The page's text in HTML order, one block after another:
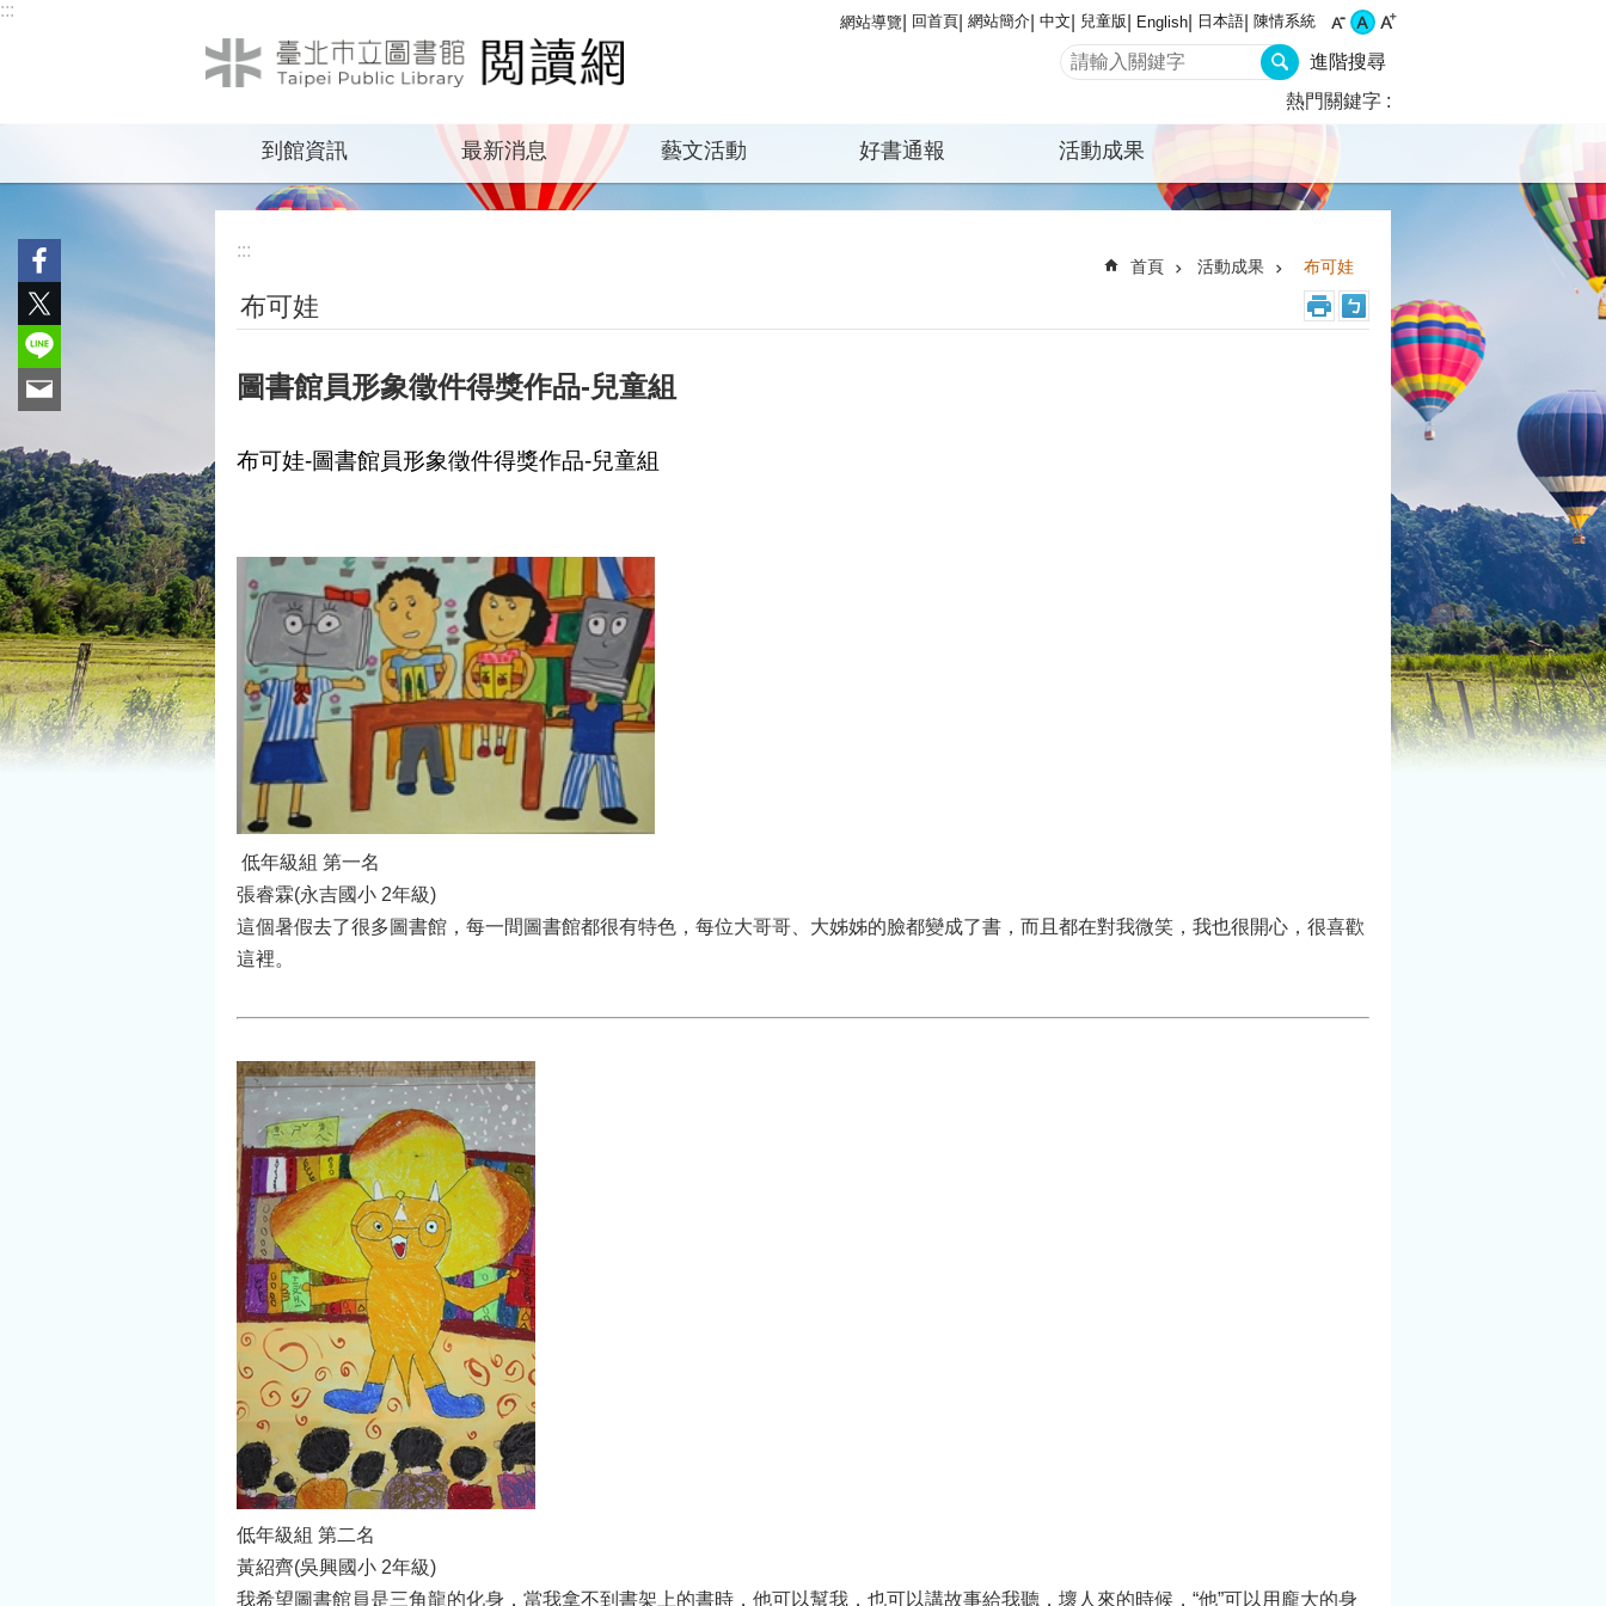
跳到主要內容區塊
:::
網站導覽 回首頁 網站簡介 中文 兒童版 English 日本語 陳情系統
進階搜尋
熱門關鍵字
到館資訊 最新消息 藝文活動 好書通報 活動成果
:::
首頁 活動成果 布可娃
布可娃
圖書館員形象徵件得獎作品-兒童組
布可娃-圖書館員形象徵件得獎作品-兒童組
低年級組 第一名
張睿霖(永吉國小 2年級)
這個暑假去了很多圖書館，每一間圖書館都很有特色，每位大哥哥、大姊姊的臉都變成了書，而且都在對我微笑，我也很開心，很喜歡
這裡。
低年級組 第二名
黃紹齊(吳興國小 2年級)
我希望圖書館員是三角龍的化身，當我拿不到書架上的書時，他可以幫我，也可以講故事給我聽，壞人來的時候，“他”可以用龐大的身